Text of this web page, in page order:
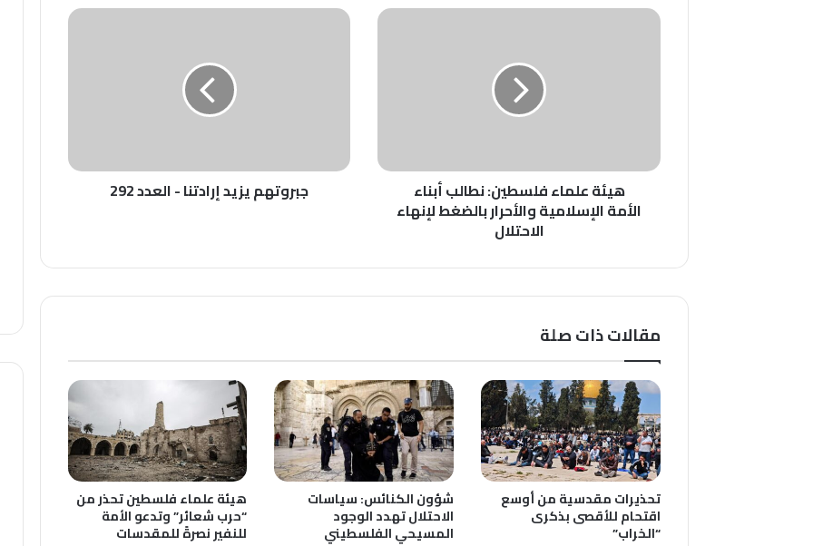
هيئة
بالضغط
الاحتلال
هيئة علماء فلسطين: نطالب أبناء
الأمة الإسلامية والأحرار بالضغط لإنهاء
الاحتلال
جبروتهم
جبروتهم يزيد إرادتنا - العدد 292
مقالات ذات صلة
تحذيرات مقدسية من أوسع
اقتحام للأقصى بذكرى
“الخراب”
شؤون الكنائس: سياسات
الاحتلال تهدد الوجود
المسيحي الفلسطيني
هيئة علماء فلسطين تحذر من
“حرب شعائر” وتدعو الأمة
للنفير نصرةً للمقدسات